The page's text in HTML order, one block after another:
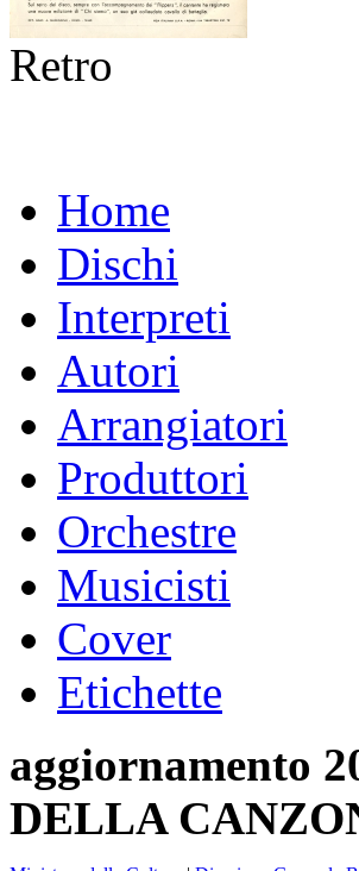
Retro
Home
Dischi
Interpreti
Autori
Arrangiatori
Produttori
Orchestre
Musicisti
Cover
Etichette
aggiornamento
DELLA